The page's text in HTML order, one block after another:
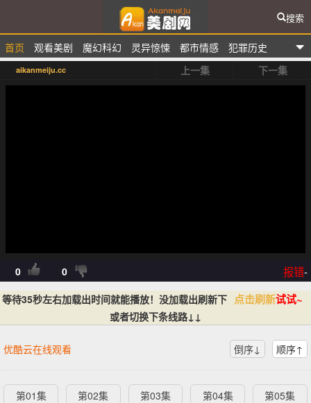
爱看美剧网
首页 观看美剧 魔幻科幻 灵异惊悚 都市情感
犯罪历史
排行榜
搜索
aikanmeiju.cc 上一集 下一集
0 0 报错-
等待35秒左右加载出时间就能播放！没加载出刷新下 点击刷新试试~
或者切换下条线路↓↓
优酷云在线观看 倒序↓ 顺序↑
第01集 第02集 第03集 第04集
第05集